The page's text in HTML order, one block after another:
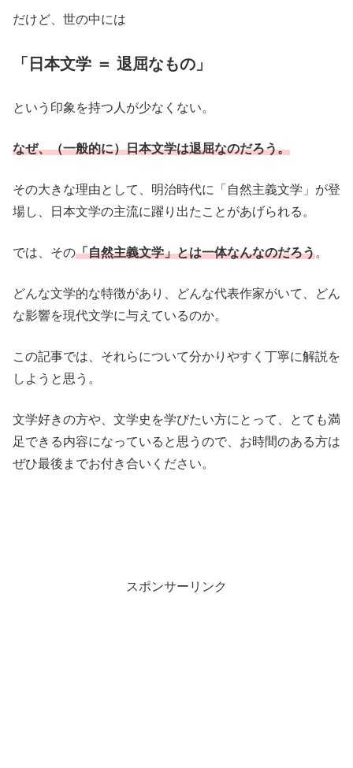
だけど、世の中には
「日本文学 ＝ 退屈なもの」
という印象を持つ人が少なくない。
なぜ、（一般的に）日本文学は退屈なのだろう。
その大きな理由として、明治時代に「自然主義文学」が登
場し、日本文学の主流に躍り出たことがあげられる。
では、その「自然主義文学」とは一体なんなのだろう。
どんな文学的な特徴があり、どんな代表作家がいて、どん
な影響を現代文学に与えているのか。
この記事では、それらについて分かりやすく丁寧に解説を
しようと思う。
文学好きの方や、文学史を学びたい方にとって、とても満
足できる内容になっていると思うので、お時間のある方は
ぜひ最後までお付き合いください。
スポンサーリンク